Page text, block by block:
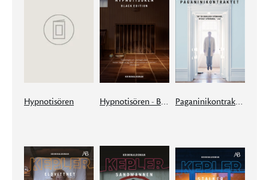
Hypnotisören Hypnotisören - Black edition Paganinikontraktet